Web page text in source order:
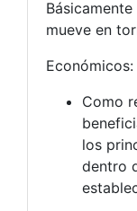
mueve en
Económicos:
Como
los
dentro